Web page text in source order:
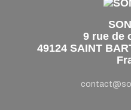
9 rue de
49124 SAINT